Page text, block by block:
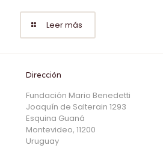
Leer más
Dirección
Fundación Mario Benedetti
Joaquín de Salterain 1293
Esquina Guaná
Montevideo, 11200
Uruguay